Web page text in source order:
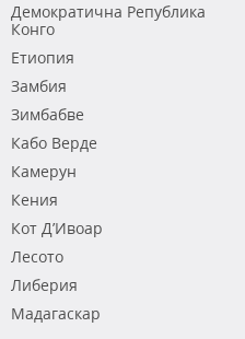
Демократична Република
Конго
Етиопия
Замбия
Зимбабве
Кабо Верде
Камерун
Кения
Кот Д’Ивоар
Лесото
Либерия
Мадагаскар